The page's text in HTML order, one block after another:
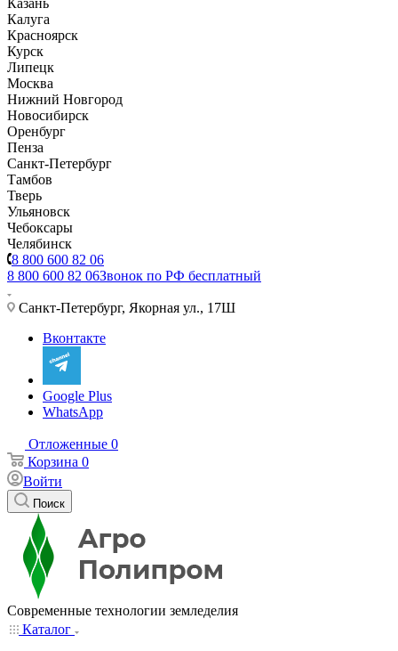
Казань
Калуга
Красноярск
Курск
Липецк
Москва
Нижний Новгород
Новосибирск
Оренбург
Пенза
Санкт-Петербург
Тамбов
Тверь
Ульяновск
Чебоксары
Челябинск
8 800 600 82 06
8 800 600 82 06Звонок по РФ бесплатный
Санкт-Петербург, Якорная ул., 17Ш
Вконтакте
Google Plus
WhatsApp
Отложенные 0
Корзина 0
Войти
Поиск
Современные технологии земледелия
Каталог